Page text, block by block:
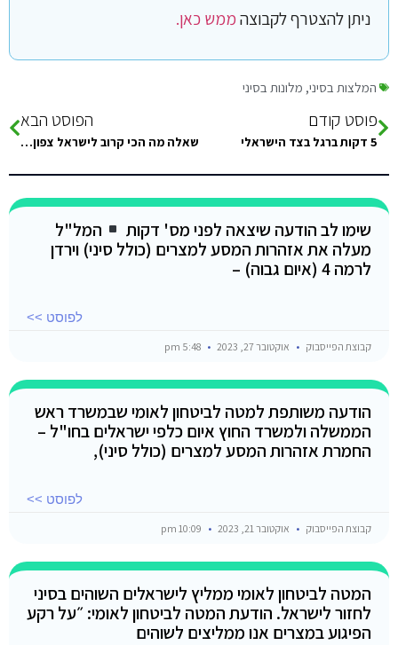
ניתן להצטרף לקבוצהממש כאן.
המלצות בסיני, מלונות בסיני
פוסט קודם
5 דקות ברגל בצד הישראלי
הפוסט הבא
שאלה מה הכי קרוב לישראל צפון סיני או דרום סיני
שימו לב הודעה שיצאה לפני מס' דקות
המל"ל
מעלה את אזהרות המסע למצרים (כולל סיני) וירדן
לרמה 4 (איום גבוה) –
לפוסט >>
קבוצת הפייסבוק אוקטובר 27, 2023
הודעה משותפת למטה לביטחון לאומי שבמשרד ראש
הממשלה ולמשרד החוץ איום כלפי ישראלים בחו"ל –
החמרת אזהרות המסע למצרים (כולל סיני),
לפוסט >>
קבוצת הפייסבוק אוקטובר 21, 2023
המטה לביטחון לאומי ממליץ לישראלים השוהים בסיני
לחזור לישראל. הודעת המטה לביטחון לאומי: ״על רקע
הפיגוע במצרים אנו ממליצים לשוהים